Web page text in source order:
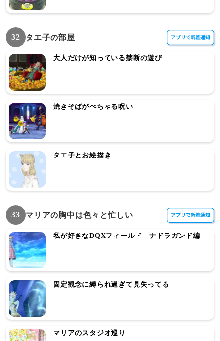
32 タエ子の部屋
大人だけが知っている禁断の遊び
焼きそばがべちゃる呪い
タエ子とお絵描き
33 マリアの胸中は色々と忙しい
私が好きなDQXフィールド ナドラガンド編
固定観念に縛られ過ぎて見失ってる
マリアのスタジオ巡り